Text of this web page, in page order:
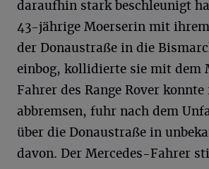
daraufhin stark beschleunigt
43-jährige Moerserin mit
der Donaustraße in die
einbog, kollidierte sie mit dem
Fahrer des Range Rover
abbremsen, fuhr nach dem
über die Donaustraße in
davon. Der Mercedes-Fahrer